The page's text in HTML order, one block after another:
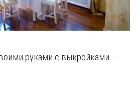
руками с выкройками —